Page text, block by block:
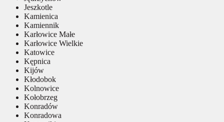
Jeszkotle
Kamienica
Kamiennik
Karłowice Małe
Karłowice Wielkie
Katowice
Kępnica
Kijów
Kłodobok
Kolnowice
Kołobrzeg
Konradów
Konradowa